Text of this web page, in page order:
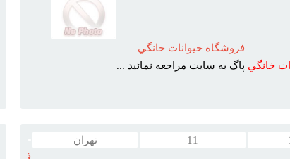
فروشگاه حيوانات خانگي
خانگي پاگ به سايت مراجعه نمائيد ...
11
تهران
فروش